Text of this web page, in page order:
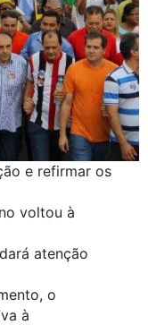
e refirmar os
voltou à
atenção
o
à